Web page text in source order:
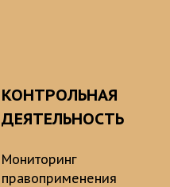
КОНТРОЛЬНАЯ
ДЕЯТЕЛЬНОСТЬ
Мониторинг
правоприменения